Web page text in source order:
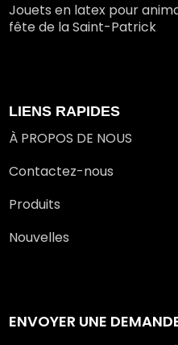
Jouets en latex pour
fête de la Saint-Patrick
LIENS RAPIDES
À PROPOS DE NOUS
Contactez-nous
Produits
Nouvelles
ENVOYER UNE